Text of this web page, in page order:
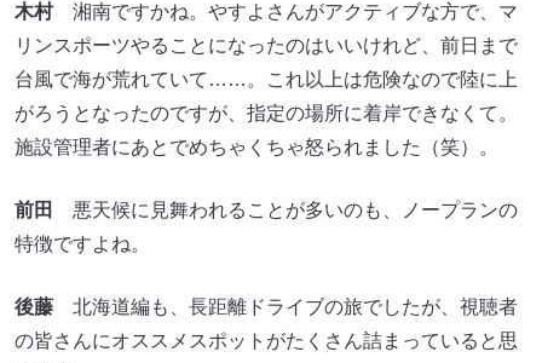
木村湘南ですかね。やすよさんがアクティブな方で、マ
リンスポーツやることになったのはいいけれど、前日まで
台風で海が荒れていて……。これ以上は危険なので陸に上
がろうとなったのですが、指定の場所に着岸できなくて。
施設管理者にあとでめちゃくちゃ怒られました（笑）。
前田
悪天候に見舞われることが多いのも、ノープランの
特徴ですよね。
後藤 北海道編も、長距離ドライブの旅でしたが、視聴者
の皆さんにオススメスポットがたくさん詰まっていると思